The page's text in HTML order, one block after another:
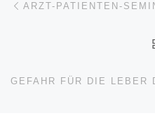
ARZT-PATIENTEN-